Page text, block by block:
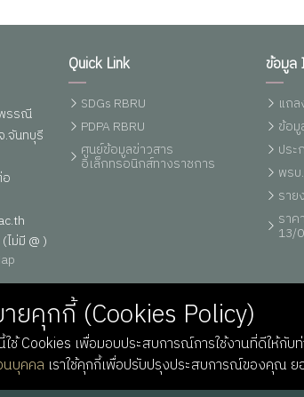
รรณี
.จันทบุรี
(ไม่มี @ )
Quick Link
SDGs RBRU
PDPA RBRU
ศูนย์ข้อมูลข่าวสาร
อิเล็กทรอนิกส์ทางราชการ
ข้อมูล
แถ
ข้อมู
ประ
พร
ราย
รา
13/
Rambhai Barni Rajabhat University . All Rights
ายคุกกี้ (Cookies Policy)
ใช้ Cookies เพื่อมอบประสบการณ์การใช้งานที่ดีให้กั
บุคคล เราใช้คุกกี้เพื่อปรับปรุงประสบการณ์ของคุณ ย